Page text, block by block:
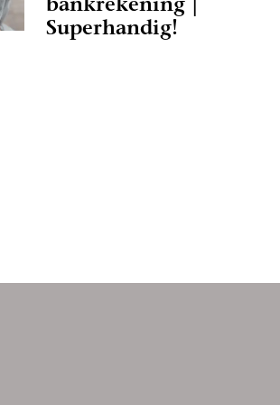
bankrekening |
Superhandig!